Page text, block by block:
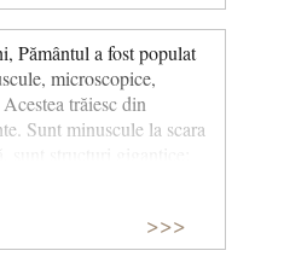
Pământul a fost populat
microscopice,
trăiesc din
Sunt minuscule la scara
sunt structuri gigantice;
se ridică la mii de
structuri vii, delicate, sunt
care le alcătuiesc.
>>>